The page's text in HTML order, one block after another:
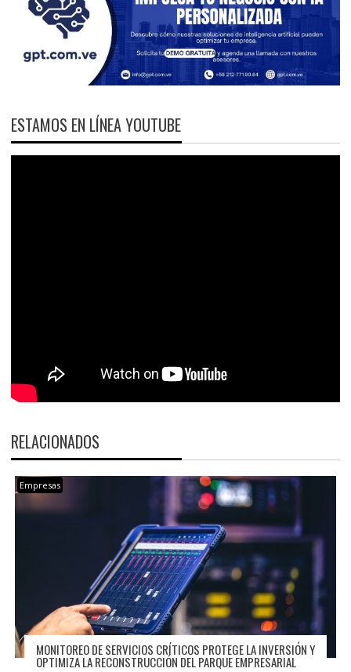
ESTAMOS EN LÍNEA YOUTUBE
RELACIONADOS
Empresas
MONITOREO DE SERVICIOS CRÍTICOS PROTEGE LA INVERSIÓN Y
OPTIMIZA LA RECONSTRUCCIÓN DEL PARQUE EMPRESARIAL